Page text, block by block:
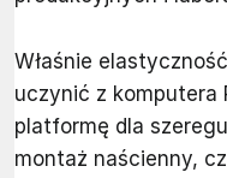
Właśnie
uczynić z komputera
platformę dla
montaż naścienny,